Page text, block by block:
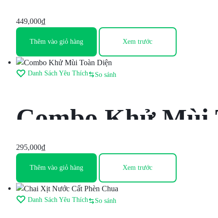
chọn
449,000₫
Thêm vào giỏ hàng Xem trước
Danh Sách Yêu Thích So sánh
Combo Khử Mùi
295,000₫
Thêm vào giỏ hàng Xem trước
Danh Sách Yêu Thích So sánh